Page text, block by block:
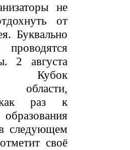
не
от
Буквально
2 августа
Кубок
области,
как раз к
следующем
своё